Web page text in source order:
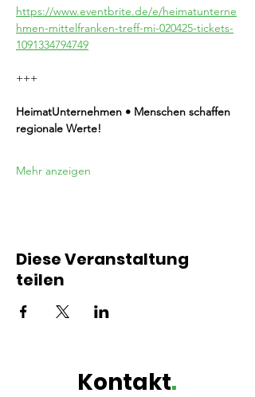
https://www.eventbrite.de/e/heimatunterne
hmen-mittelfranken-treff-mi-020425-tickets-
1091334794749
+++
HeimatUnternehmen • Menschen schaffen
regionale Werte!
Mehr anzeigen
Diese Veranstaltung
teilen
Kontakt.